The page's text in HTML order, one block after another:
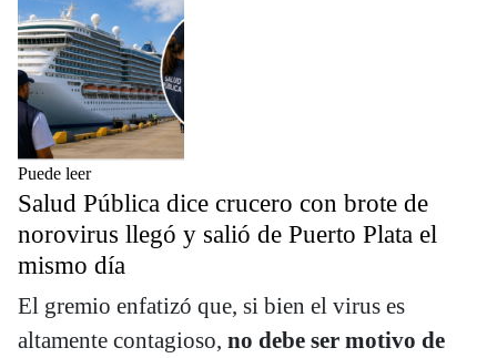
Puede leer
Salud Pública dice crucero con brote de
norovirus llegó y salió de Puerto Plata el
mismo día
​El gremio enfatizó que, si bien el virus es
altamente contagioso, no debe ser motivo de